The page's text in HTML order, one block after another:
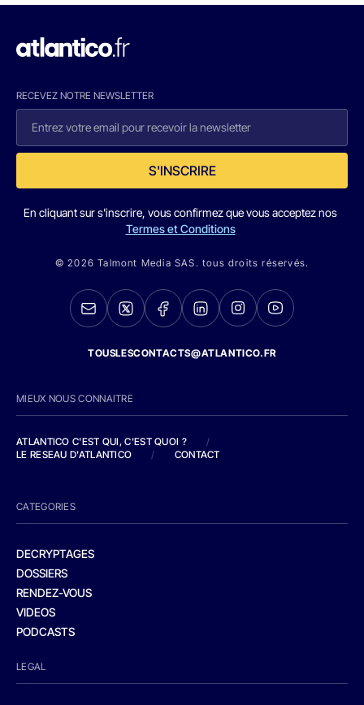
RECEVEZ NOTRE NEWSLETTER
S'INSCRIRE
En cliquant sur s'inscrire, vous confirmez que vous acceptez nos
Termes et Conditions
© 2026 Talmont Media SAS. tous droits réservés.
TOUSLESCONTACTS@ATLANTICO.FR
MIEUX NOUS CONNAITRE
ATLANTICO C'EST QUI, C'EST QUOI ?
/
LE RESEAU D'ATLANTICO
/ CONTACT
CATEGORIES
DECRYPTAGES
DOSSIERS
RENDEZ-VOUS
VIDEOS
PODCASTS
LEGAL